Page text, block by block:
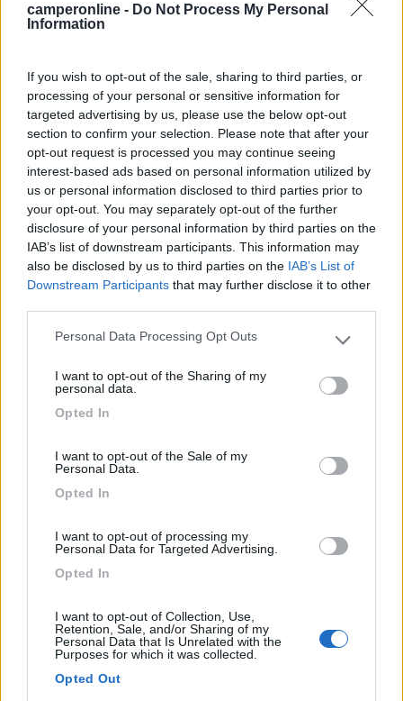
camperonline - Do Not Process My Personal
Information
If you wish to opt-out of the sale, sharing to third parties, or
processing of your personal or sensitive information for
targeted advertising by us, please use the below opt-out
section to confirm your selection. Please note that after your
opt-out request is processed you may continue seeing
interest-based ads based on personal information utilized by
us or personal information disclosed to third parties prior to
your opt-out. You may separately opt-out of the further
disclosure of your personal information by third parties on the
IAB’s list of downstream participants. This information may
also be disclosed by us to third parties on the IAB’s List of
Downstream Participants that may further disclose it to other
Please note that this website/app uses one or more Google
not limited to your visit or usage behaviour. You may click to
grant or deny consent to Google and its third-party tags to
use your data for below specified purposes in below Google
Personal Data Processing Opt Outs
I want to opt-out of the Sharing of my
personal data.
Opted In
I want to opt-out of the Sale of my
Personal Data.
Opted In
I want to opt-out of processing my
Personal Data for Targeted Advertising.
Opted In
I want to opt-out of Collection, Use,
Retention, Sale, and/or Sharing of my
Personal Data that Is Unrelated with the
Purposes for which it was collected.
Opted Out
Area di sosta (PS)
Ichnos Ittioturismo
10 1
Servizi / Posizione
Ubicato a solo un chilomentro dal mare, offre possibilit...
Loc. S. Antonio di Santandi
Area di sosta (PS+CS)
Agriturismo A Bunda